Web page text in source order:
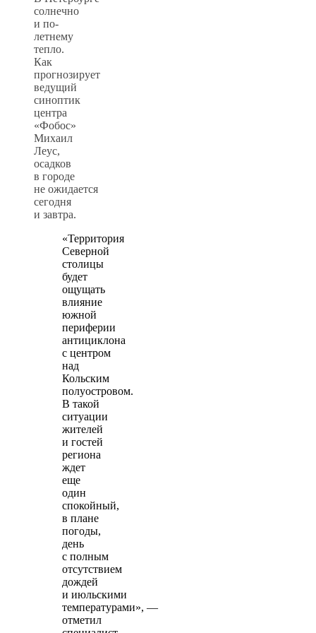
солнечно
и по-
летнему
тепло.
Как
прогнозирует
ведущий
синоптик
центра
«Фобос»
Михаил
Леус,
осадков
в городе
не ожидается
сегодня
и завтра.
«Территория
Северной
столицы
будет
ощущать
влияние
южной
периферии
антициклона
с центром
над
Кольским
полуостровом.
В такой
ситуации
жителей
и гостей
региона
ждет
еще
один
спокойный,
в плане
погоды,
день
с полным
отсутствием
дождей
и июльскими
температурами», —
отметил